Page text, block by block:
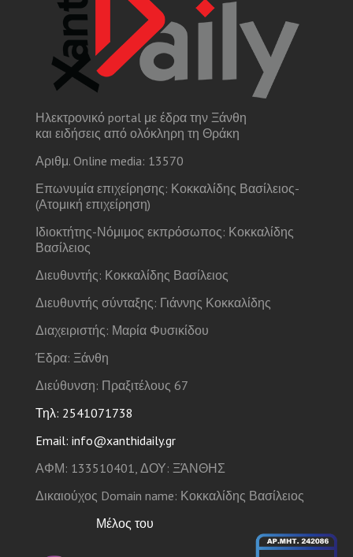
Ηλεκτρονικό portal με έδρα την Ξάνθη
και ειδήσεις από ολόκληρη τη Θράκη
Αριθμ. Online media: 13570
Επωνυμία επιχείρησης: Κοκκαλίδης Βασίλειος-
(Ατομική επιχείρηση)
Ιδιοκτήτης-Νόμιμος εκπρόσωπος: Κοκκαλίδης
Βασίλειος
Διευθυντής: Κοκκαλίδης Βασίλειος
Διευθυντής σύνταξης: Γιάννης Κοκκαλίδης
Διαχειριστής: Μαρία Φυσικίδου
Έδρα: Ξάνθη
Διεύθυνση: Πραξιτέλους 67
Τηλ: 2541071738
Email: info@xanthidaily.gr
ΑΦΜ: 133510401, ΔΟΥ: ΞΆΝΘΗΣ
Δικαιούχος Domain name: Κοκκαλίδης Βασίλειος
Μέλος του